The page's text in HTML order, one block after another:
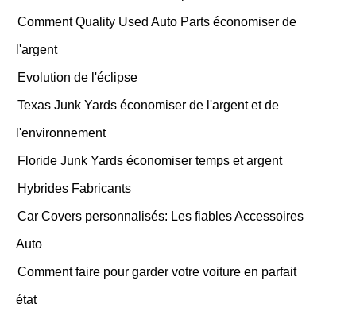
Comment Quality Used Auto Parts économiser de
l'argent
Evolution de l'éclipse
Texas Junk Yards économiser de l'argent et de
l'environnement
Floride Junk Yards économiser temps et argent
Hybrides Fabricants
Car Covers personnalisés: Les fiables Accessoires
Auto
Comment faire pour garder votre voiture en parfait
état